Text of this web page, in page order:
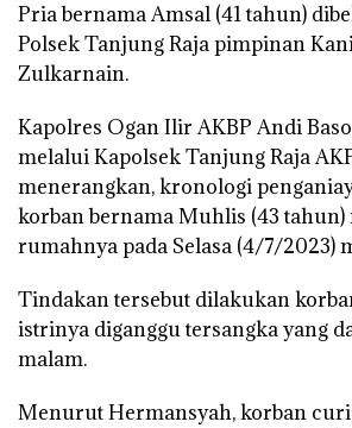
Pria bernama Amsal (41 tahun)
Polsek Tanjung Raja pimpinan
Zulkarnain.
Kapolres Ogan Ilir AKBP Andi
melalui Kapolsek Tanjung Raja
menerangkan, kronologi
korban bernama Muhlis (43 tahun)
rumahnya pada Selasa (4/7/2023)
Tindakan tersebut dilakukan
istrinya diganggu tersangka yang
malam.
Menurut Hermansyah, korban